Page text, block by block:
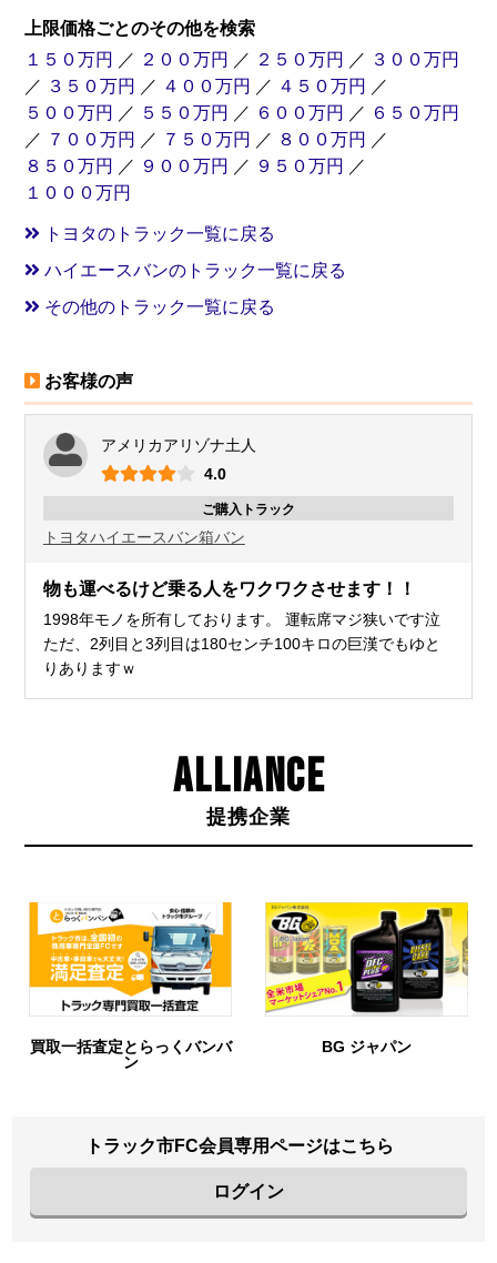
上限価格ごとのその他を検索
１５０万円 ／ ２００万円 ／ ２５０万円 ／ ３００万円
／ ３５０万円 ／ ４００万円 ／ ４５０万円 ／
５００万円 ／ ５５０万円 ／ ６００万円 ／ ６５０万円
／ ７００万円 ／ ７５０万円 ／ ８００万円 ／
８５０万円 ／ ９００万円 ／ ９５０万円 ／
１０００万円
トヨタのトラック一覧に戻る
ハイエースバンのトラック一覧に戻る
その他のトラック一覧に戻る
お客様の声
アメリカアリゾナ土人
4.0
ご購入トラック
トヨタハイエースバン箱バン
物も運べるけど乗る人をワクワクさせます！！
1998年モノを所有しております。 運転席マジ狭いです泣
ただ、2列目と3列目は180センチ100キロの巨漢でもゆと
りありますｗ
ALLIANCE
提携企業
買取一括査定とらっくバンバ
ン
BG ジャパン
トラック市FC会員専用ページはこちら
ログイン